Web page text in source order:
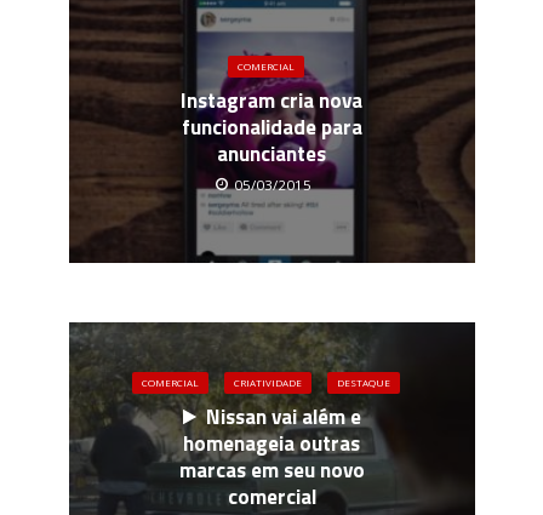
COMERCIAL
Instagram cria nova
funcionalidade para
anunciantes
05/03/2015
COMERCIAL CRIATIVIDADE DESTAQUE
Nissan vai além e
homenageia outras
marcas em seu novo
comercial